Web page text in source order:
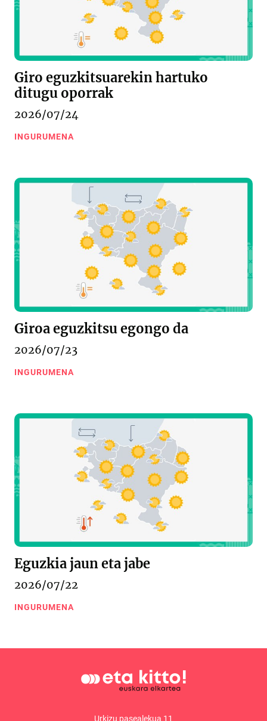
Giro eguzkitsuarekin hartuko
ditugu oporrak
2026/07/24
INGURUMENA
Giroa eguzkitsu egongo da
2026/07/23
INGURUMENA
Eguzkia jaun eta jabe
2026/07/22
INGURUMENA
Urkizu pasealekua 11